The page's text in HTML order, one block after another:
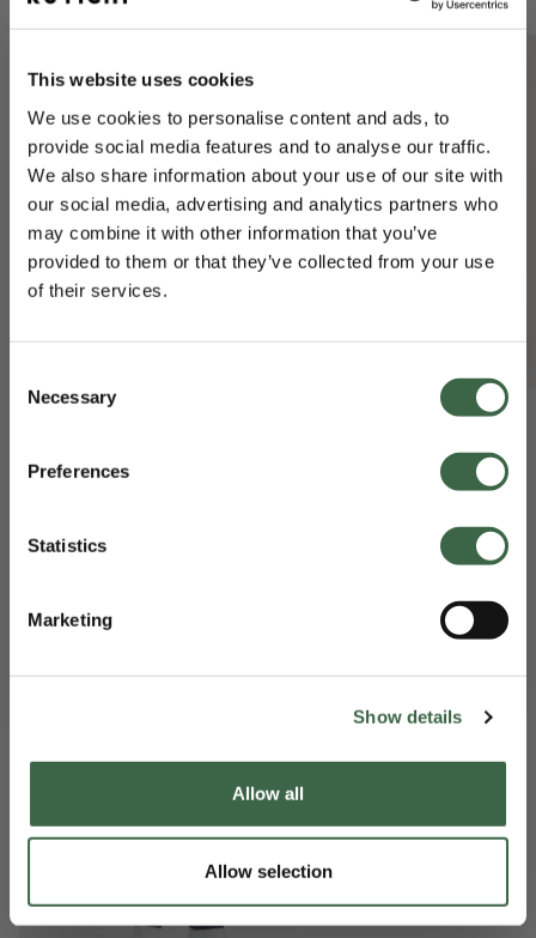
This website uses cookies
We use cookies to personalise content and ads, to
provide social media features and to analyse our traffic.
We also share information about your use of our site with
our social media, advertising and analytics partners who
may combine it with other information that you’ve
provided to them or that they’ve collected from your use
of their services.
Selection
Necessary
Preferences
Statistics
Marketing
Show details
Allow all
Allow selection
retourenpagina
met ons op via:webshop@kuyichi.com
Jim Regular Slim Ash Riff Nick Straight Rebel Blue
OTHERS ALSO BOUGHT
DAMES- OF HERENKLEDING?